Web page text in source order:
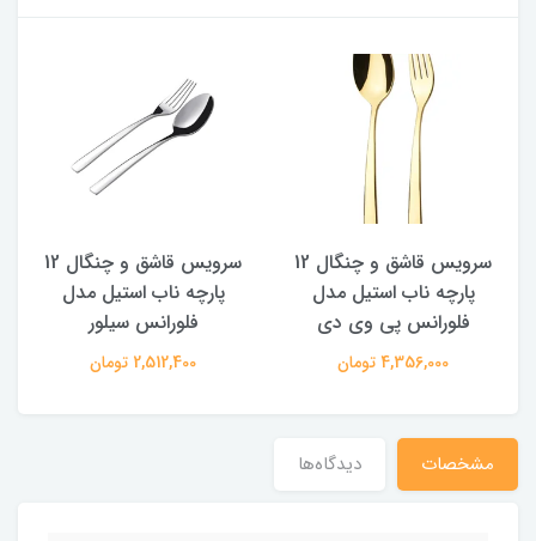
سرویس قاشق و چنگال 12
پارچه ناب استیل مدل
فلورانس پی وی دی
4,356,000 تومان
سرویس قاشق و چنگال 12
پارچه ناب استیل مدل
فلورانس سیلور
2,512,400 تومان
مشخصات دیدگاه‌ها